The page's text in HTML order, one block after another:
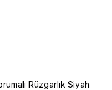
Rüzgarlık Siyah